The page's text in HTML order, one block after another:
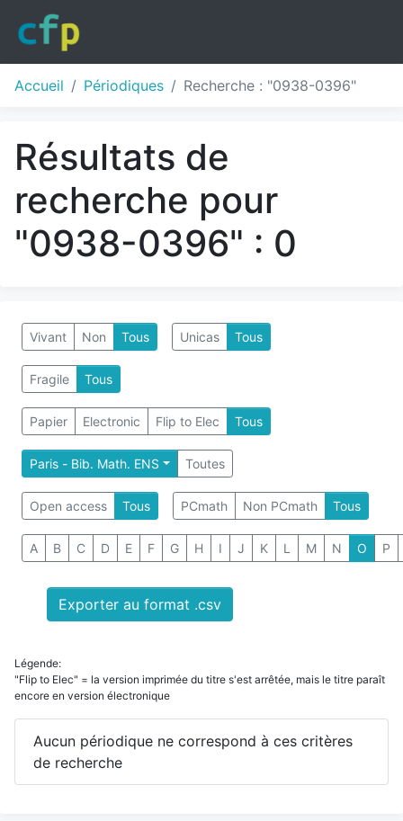
Accueil Périodiques Recherche : "0938-0396"
Résultats de
recherche pour
"0938-0396" : 0
Vivant Non Tous Unicas Tous
Fragile Tous
Papier Electronic Flip to Elec Tous
Paris - Bib. Math. ENS Toutes
Open access Tous PCmath Non PCmath Tous
A B C D E F G H I J K L M N O P
Exporter au format .csv
Légende:
"Flip to Elec" = la version imprimée du titre s'est arrêtée, mais le titre paraît
encore en version électronique
Aucun périodique ne correspond à ces critères
de recherche